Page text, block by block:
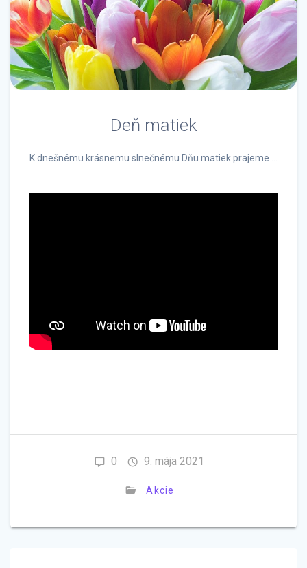
Deň matiek
K dnešnému krásnemu slnečnému Dňu matiek prajeme …
0 9. mája 2021
Akcie